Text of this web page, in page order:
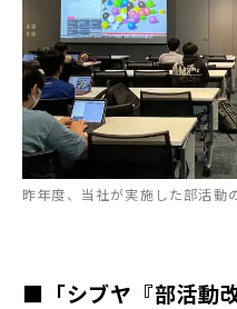
昨年度、当社が実施した部活動
■「シブヤ『部活動